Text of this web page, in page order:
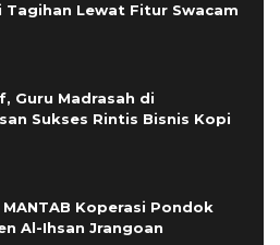
Tagihan Lewat Fitur Swacam
Guru Madrasah di
Sukses Rintis Bisnis Kopi
Koperasi Pondok
Al-Ihsan Jrangoan